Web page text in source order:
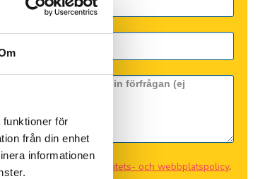
funktioner för
från din enhet
informationen
accepterar du vår integritets- och webbplatspolicy.